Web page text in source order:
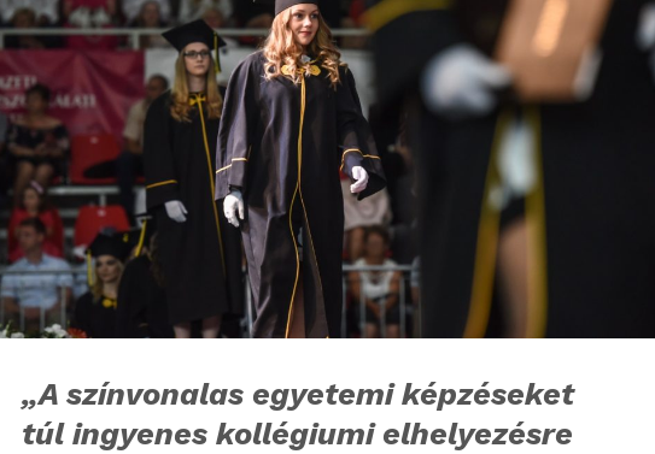
„A színvonalas egyetemi képzéseket
túl ingyenes kollégiumi elhelyezésre